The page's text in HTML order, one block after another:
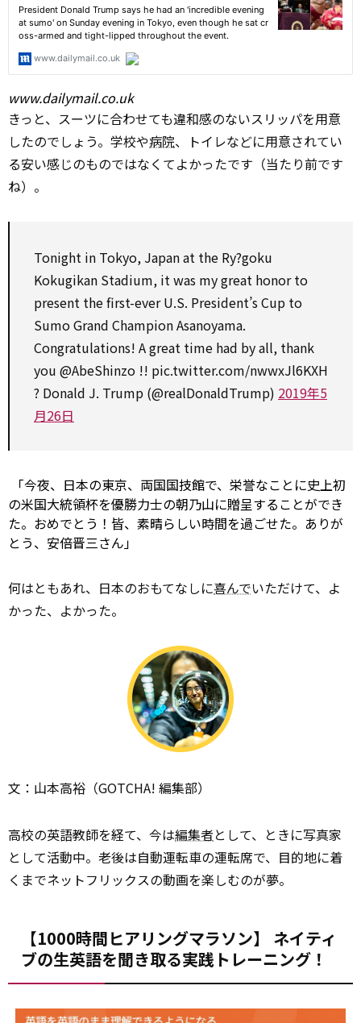
www.dailymail.co.uk
きっと、スーツに合わせても違和感のないスリッパを用意
したのでしょう。学校や病院、トイレなどに用意されてい
る安い感じのものではなくてよかったです（当たり前です
ね）。
Tonight in Tokyo, Japan at the Ry?goku
Kokugikan Stadium, it was my great honorto
present the first-ever U.S. President’s Cup to
Sumo Grand Champion Asanoyama.
Congratulations! A great time had byall, thank
you @AbeShinzo !! pic.twitter.com/nwwxJl6KXH
? Donald J. Trump (@realDonaldTrump) 2019年5
月26日
「今夜、日本の東京、両国国技館で、栄誉なことに史上初
の米国大統領杯を優勝力士の朝乃山に贈呈することができ
た。おめでとう！皆、素晴らしい時間を過ごせた。ありが
とう、安倍晋三さん」
何はともあれ、日本のおもてなしに喜んでいただけて、よ
かった、よかった。
文：山本高裕（GOTCHA! 編集部）
高校の英語教師を経て、今は編集者として、ときに写真家
として活動中。老後は自動運転車の運転席で、目的地に着
くまでネットフリックスの動画を楽しむのが夢。
【1000時間ヒアリングマラソン】 ネイティ
ブの生英語を聞き取る実践トレーニング！